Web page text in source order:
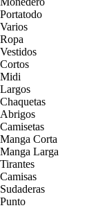
Portatodo
Varios
Ropa
Vestidos
Cortos
Midi
Largos
Chaquetas
Abrigos
Camisetas
Manga Corta
Manga Larga
Tirantes
Camisas
Sudaderas
Punto